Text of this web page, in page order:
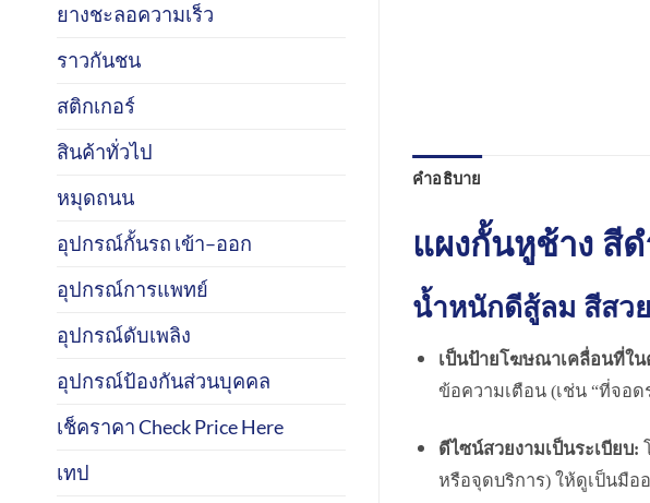
ยางชะลอความเร็ว
ราวกันชน
สติกเกอร์
สินค้าทั่วไป
หมุดถนน
อุปกรณ์กั้นรถ เข้า–ออก
อุปกรณ์การแพทย์
อุปกรณ์ดับเพลิง
อุปกรณ์ป้องกันส่วนบุคคล
เช็คราคา Check Price Here
เทป
คำอธิบาย
แผงกั้นหูช้าง สีด
น้ำหนักดีสู้ลม สีสว
เป็นป้ายโฆษณาเคลื่อนที่ใน
ข้อความเตือน (เช่น “ที่จอด
ดีไซน์สวยงามเป็นระเบียบ:
หรือจุดบริการ) ให้ดูเป็นมือ